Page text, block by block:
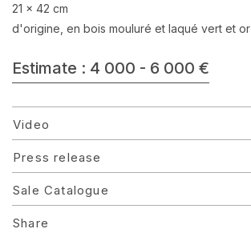
21 x 42 cm
d'origine, en bois mouluré et laqué vert et or
Estimate : 4 000 - 6 000 €
Video
Press release
Sale Catalogue
Share